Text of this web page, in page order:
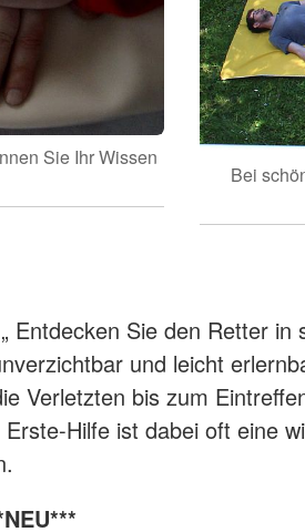
Sie Ihr Wissen
Bei
Entdecken Sie den Retter in
und leicht
Verletzten bis zum
Hilfe ist dabei oft eine